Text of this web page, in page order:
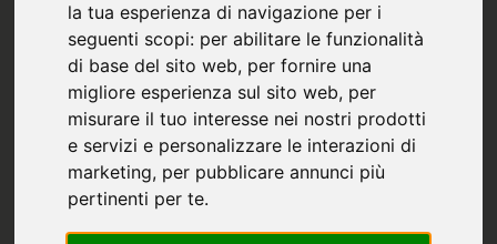
la tua esperienza di navigazione per i
seguenti scopi: per abilitare le funzionalità
di base del sito web, per fornire una
migliore esperienza sul sito web, per
misurare il tuo interesse nei nostri prodotti
e servizi e personalizzare le interazioni di
marketing, per pubblicare annunci più
pertinenti per te.